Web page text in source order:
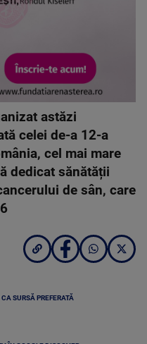
astăzi
celei de-a 12-a
cel mai mare
dedicat sănătății
de sân, care
SURSĂ PREFERATĂ